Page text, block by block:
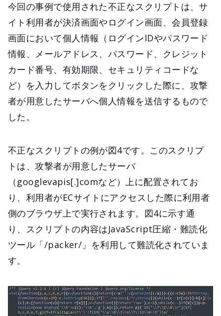
今回の事例で使用された不正なスクリプトは、サ
イト利用者が決済画面やログイン画面、会員登録
画面において個人情報（ログインIDやパスワード
情報、メールアドレス、パスワード、クレジット
カード番号、有効期限、セキュリティコードな
ど）を入力してボタンをクリックした際に、攻撃
者が用意したサーバへ個人情報を送信するもので
した。
不正なスクリプトの例が図4です。このスクリプ
トは、攻撃者が用意したサーバ
（googlevapis[.]comなど）上に配置されてお
り、利用者がECサイトにアクセスした際に利用者
側のブラウザ上で実行されます。図4に示す通
り、スクリプトの内容はJavaScript圧縮・難読化
ツール「/packer/」を利用して難読化されていま
す。